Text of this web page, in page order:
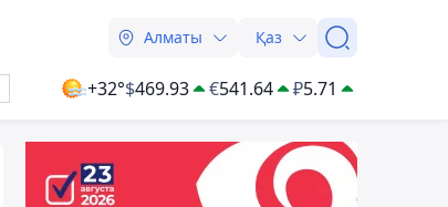
Алматы Қаз
+32°$469.93 €541.64 ₽5.71